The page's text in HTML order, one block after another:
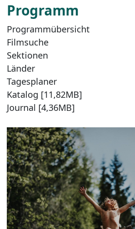
Programm
Programmübersicht
Filmsuche
Sektionen
Länder
Tagesplaner
Katalog [11,82MB]
Journal [4,36MB]